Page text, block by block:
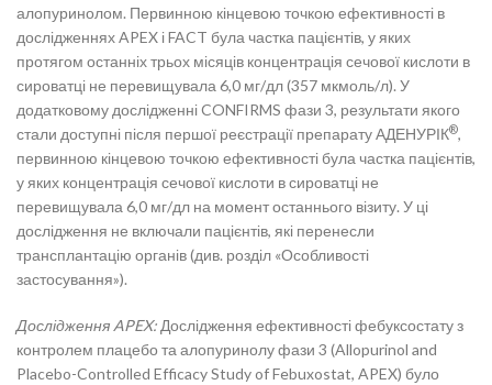
алопуринолом. Первинною кінцевою точкою ефективності в
дослідженнях APEX і FACT була частка пацієнтів, у яких
протягом останніх трьох місяців концентрація сечової кислоти в
сироватці не перевищувала 6,0 мг/дл (357 мкмоль/л). У
додатковому дослідженні CONFIRMS фази 3, результати якого
стали доступні після першої реєстрації препарату АДЕНУРІК®,
первинною кінцевою точкою ефективності була частка пацієнтів,
у яких концентрація сечової кислоти в сироватці не
перевищувала 6,0 мг/дл на момент останнього візиту. У ці
дослідження не включали пацієнтів, які перенесли
трансплантацію органів (див. розділ «Особливості
застосування»).
Дослідження APEX: Дослідження ефективності фебуксостату з
контролем плацебо та алопуринолу фази 3 (Allopurinol and
Placebo-Controlled Efficacy Study of Febuxostat, APEX) було